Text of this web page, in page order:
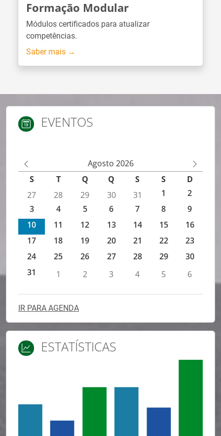
Formação Modular
Módulos certificados para atualizar
competências.
Saber mais →
EVENTOS
M
An
te
rio
r
M
ês
Se
gu
in
te
Agenda de eventos IEFP
Agosto 2026
S
T Q Q S S
D
27
28 29 30 31 1
2
3
4 5 6 7 8
9
10
11 12 13 14 15
16
17
18 19 20 21 22
23
24
25 26 27 28 29
30
31
1 2 3 4 5 6
IR PARA AGENDA
ESTATÍSTICAS